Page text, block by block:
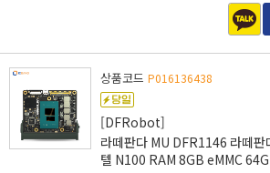
상품코드 P016136438
[DFRobot]
라떼판다 MU DFR1146 라떼
텔 N100 RAM 8GB eMMC